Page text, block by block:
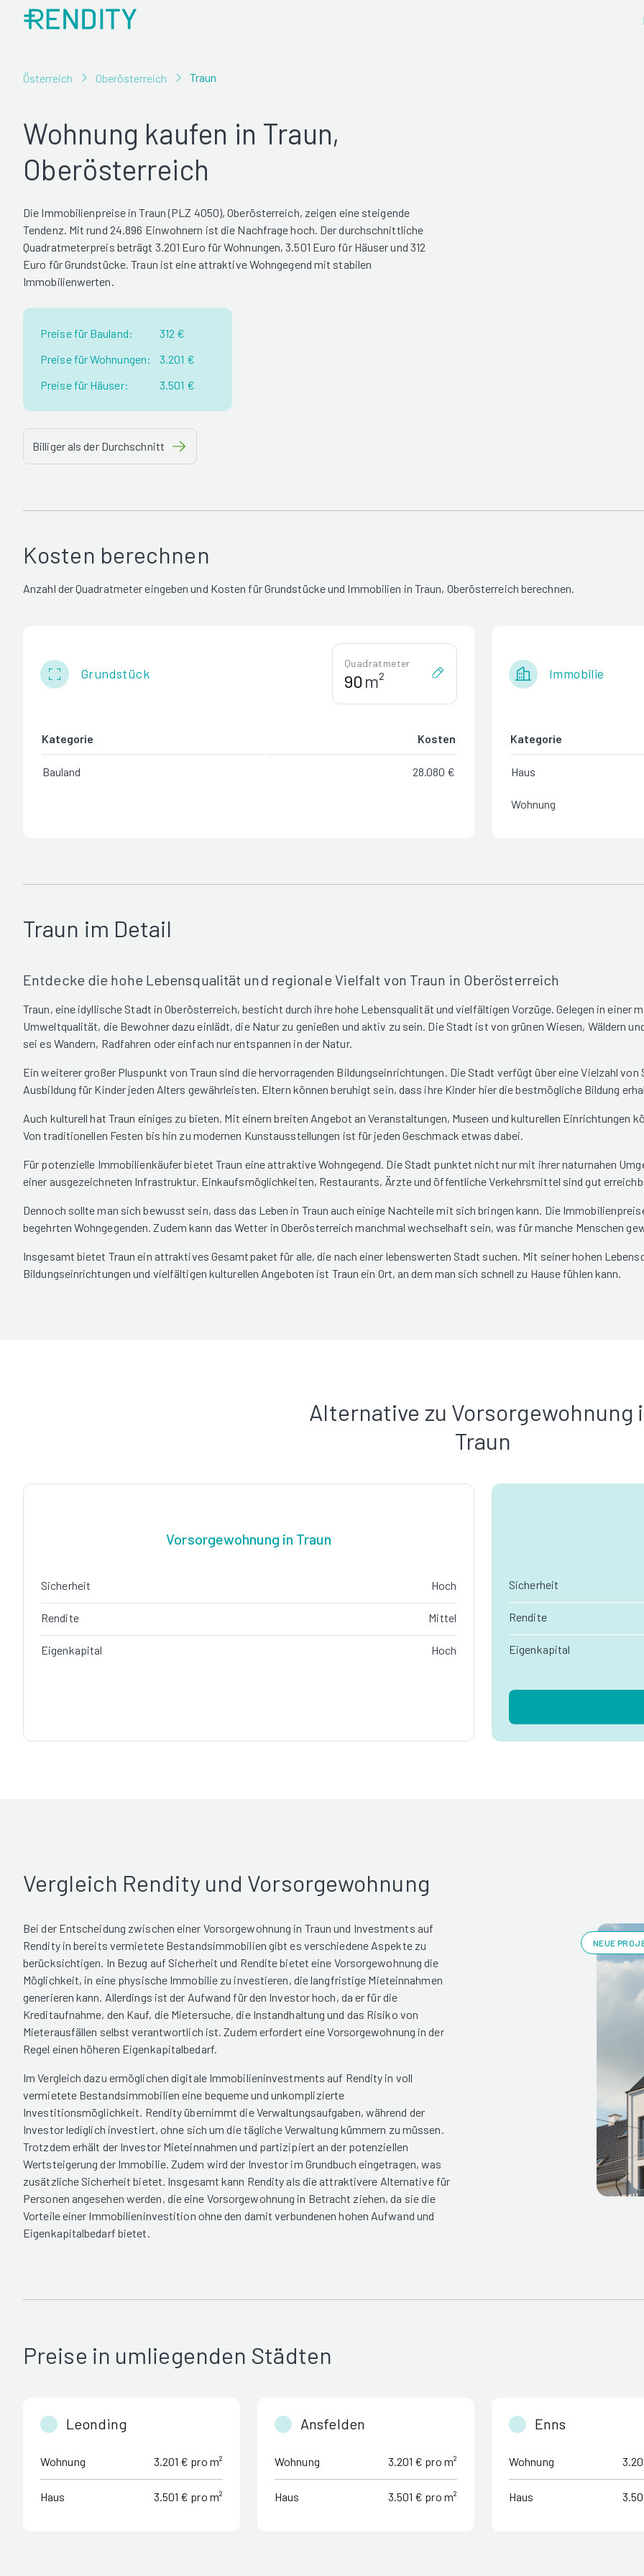
Österreich Oberösterreich Traun
Wohnung kaufen in Traun,
Oberösterreich
Die Immobilienpreise in Traun (PLZ 4050), Oberösterreich, zeigen eine steigende
Tendenz. Mit rund 24.896 Einwohnern ist die Nachfrage hoch. Der durchschnittliche
Quadratmeterpreis beträgt 3.201 Euro für Wohnungen, 3.501 Euro für Häuser und 312
Euro für Grundstücke. Traun ist eine attraktive Wohngegend mit stabilen
Immobilienwerten.
Preise für Bauland:
312 €
Preise für Wohnungen:
3.201 €
Preise für Häuser:
3.501 €
Billiger als der Durchschnitt
Kosten berechnen
Anzahl der Quadratmeter eingeben und Kosten für Grundstücke und Immobilien in Traun, Oberösterreich berechnen.
Grundstück
Quadratmeter
m²
Kategorie Kosten
Bauland 28.080 €
Immobilie
Kategorie
Haus
Wohnung
Traun im Detail
Entdecke die hohe Lebensqualität und regionale Vielfalt von Traun in Oberösterreich
Traun, eine idyllische Stadt in Oberösterreich, besticht durch ihre hohe Lebensqualität und vielfältigen Vorzüge. Gelegen in einer
Umweltqualität, die Bewohner dazu einlädt, die Natur zu genießen und aktiv zu sein. Die Stadt ist von grünen Wiesen, Wäldern
sei es Wandern, Radfahren oder einfach nur entspannen in der Natur.
Ein weiterer großer Pluspunkt von Traun sind die hervorragenden Bildungseinrichtungen. Die Stadt verfügt über eine Vielzahl
Ausbildung für Kinder jeden Alters gewährleisten. Eltern können beruhigt sein, dass ihre Kinder hier die bestmögliche Bildung
Auch kulturell hat Traun einiges zu bieten. Mit einem breiten Angebot an Veranstaltungen, Museen und kulturellen Einrichtungen
Von traditionellen Festen bis hin zu modernen Kunstausstellungen ist für jeden Geschmack etwas dabei.
Für potenzielle Immobilienkäufer bietet Traun eine attraktive Wohngegend. Die Stadt punktet nicht nur mit ihrer naturnahen
einer ausgezeichneten Infrastruktur. Einkaufsmöglichkeiten, Restaurants, Ärzte und öffentliche Verkehrsmittel sind gut
Dennoch sollte man sich bewusst sein, dass das Leben in Traun auch einige Nachteile mit sich bringen kann. Die
begehrten Wohngegenden. Zudem kann das Wetter in Oberösterreich manchmal wechselhaft sein, was für manche Menschen
Insgesamt bietet Traun ein attraktives Gesamtpaket für alle, die nach einer lebenswerten Stadt suchen. Mit seiner hohen
Bildungseinrichtungen und vielfältigen kulturellen Angeboten ist Traun ein Ort, an dem man sich schnell zu Hause fühlen kann.
Alternative zu Vorsorgewohnung
Traun
Vorsorgewohnung in Traun
Sicherheit Hoch
Rendite Mittel
Eigenkapital Hoch
Sicherheit
Rendite
Eigenkapital
Vergleich Rendity und Vorsorgewohnung
Bei der Entscheidung zwischen einer Vorsorgewohnung in Traun und Investments auf
Rendity in bereits vermietete Bestandsimmobilien gibt es verschiedene Aspekte zu
berücksichtigen. In Bezug auf Sicherheit und Rendite bietet eine Vorsorgewohnung die
Möglichkeit, in eine physische Immobilie zu investieren, die langfristige Mieteinnahmen
generieren kann. Allerdings ist der Aufwand für den Investor hoch, da er für die
Kreditaufnahme, den Kauf, die Mietersuche, die Instandhaltung und das Risiko von
Mieterausfällen selbst verantwortlich ist. Zudem erfordert eine Vorsorgewohnung in der
Regel einen höheren Eigenkapitalbedarf.
Im Vergleich dazu ermöglichen digitale Immobilieninvestments auf Rendity in voll
vermietete Bestandsimmobilien eine bequeme und unkomplizierte
Investitionsmöglichkeit. Rendity übernimmt die Verwaltungsaufgaben, während der
Investor lediglich investiert, ohne sich um die tägliche Verwaltung kümmern zu müssen.
Trotzdem erhält der Investor Mieteinnahmen und partizipiert an der potenziellen
Wertsteigerung der Immobilie. Zudem wird der Investor im Grundbuch eingetragen, was
zusätzliche Sicherheit bietet. Insgesamt kann Rendity als die attraktivere Alternative für
Personen angesehen werden, die eine Vorsorgewohnung in Betracht ziehen, da sie die
Vorteile einer Immobilieninvestition ohne den damit verbundenen hohen Aufwand und
Eigenkapitalbedarf bietet.
NEUE
Preise in umliegenden Städten
Leonding
Wohnung 3.201 € pro m²
Haus 3.501 € pro m²
Ansfelden
Wohnung 3.201 € pro m²
Haus 3.501 € pro m²
Enns
Wohnung
Haus